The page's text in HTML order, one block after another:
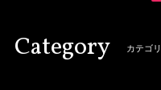
Category カテゴ